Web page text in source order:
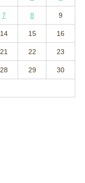
7 8 9
14 15 16
21 22 23
28 29 30